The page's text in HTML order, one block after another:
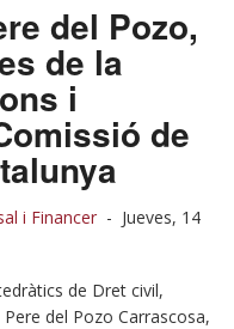
del Pozo,
de la
i
de
i Financer - Jueves, 14
de Dret civil,
del Pozo Carrascosa,